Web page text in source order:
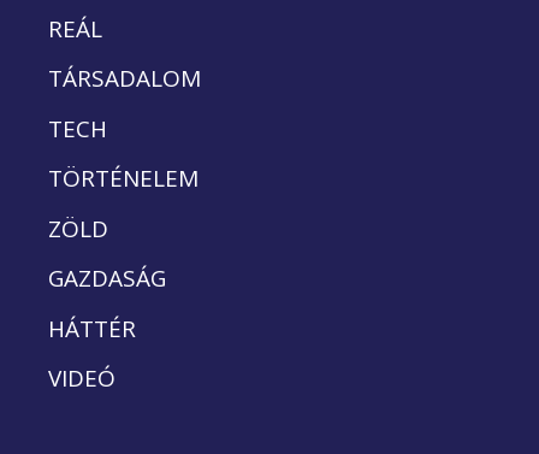
REÁL
TÁRSADALOM
TECH
TÖRTÉNELEM
ZÖLD
GAZDASÁG
HÁTTÉR
VIDEÓ